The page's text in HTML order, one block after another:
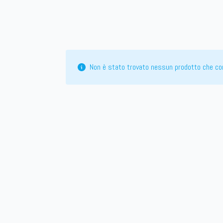
Non è stato trovato nessun prodotto che